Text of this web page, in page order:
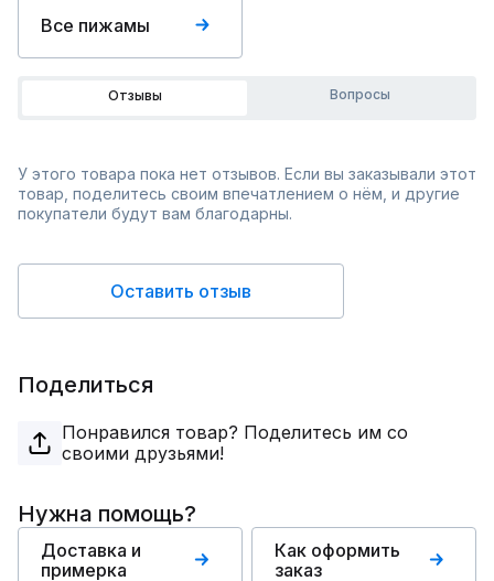
Все пижамы
Отзывы Вопросы
У этого товара пока нет отзывов. Если вы заказывали этот
товар, поделитесь своим впечатлением о нём, и другие
покупатели будут вам благодарны.
Оставить отзыв
Поделиться
Понравился товар? Поделитесь им со
своими друзьями!
Нужна помощь?
Доставка и
примерка
Как оформить
заказ